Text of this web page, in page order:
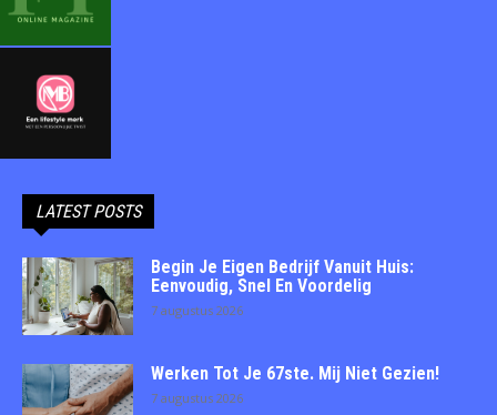
LATEST POSTS
Begin Je Eigen Bedrijf Vanuit Huis:
Eenvoudig, Snel En Voordelig
7 augustus 2026
Werken Tot Je 67ste. Mij Niet Gezien!
7 augustus 2026